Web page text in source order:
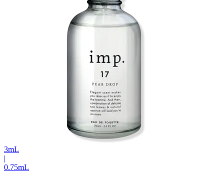
3mL
|
0.75mL